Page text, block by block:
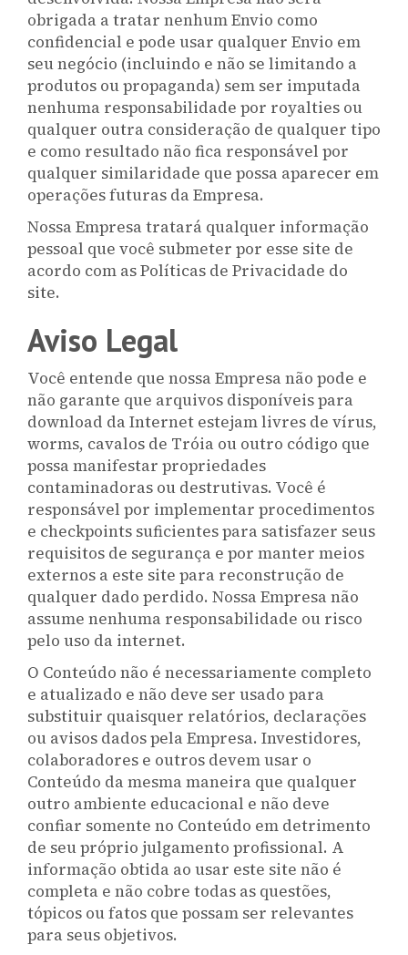
obrigada a tratar nenhum Envio como
confidencial e pode usar qualquer Envio em
seu negócio (incluindo e não se limitando a
produtos ou propaganda) sem ser imputada
nenhuma responsabilidade por royalties ou
qualquer outra consideração de qualquer tipo
e como resultado não fica responsável por
qualquer similaridade que possa aparecer em
operações futuras da Empresa.
Nossa Empresa tratará qualquer informação
pessoal que você submeter por esse site de
acordo com as Políticas de Privacidade do
site.
Aviso Legal
Você entende que nossa Empresa não pode e
não garante que arquivos disponíveis para
download da Internet estejam livres de vírus,
worms, cavalos de Tróia ou outro código que
possa manifestar propriedades
contaminadoras ou destrutivas. Você é
responsável por implementar procedimentos
e checkpoints suficientes para satisfazer seus
requisitos de segurança e por manter meios
externos a este site para reconstrução de
qualquer dado perdido. Nossa Empresa não
assume nenhuma responsabilidade ou risco
pelo uso da internet.
O Conteúdo não é necessariamente completo
e atualizado e não deve ser usado para
substituir quaisquer relatórios, declarações
ou avisos dados pela Empresa. Investidores,
colaboradores e outros devem usar o
Conteúdo da mesma maneira que qualquer
outro ambiente educacional e não deve
confiar somente no Conteúdo em detrimento
de seu próprio julgamento profissional. A
informação obtida ao usar este site não é
completa e não cobre todas as questões,
tópicos ou fatos que possam ser relevantes
para seus objetivos.